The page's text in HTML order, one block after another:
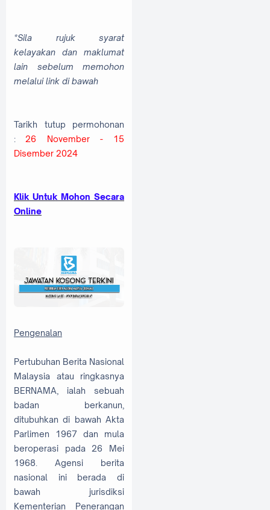
*Sila rujuk syarat
kelayakan dan maklumat
lain sebelum memohon
melalui link di bawah
Tarikh tutup permohonan
: 26 November - 15
Disember 2024
Klik Untuk Mohon Secara
Online
Pengenalan
Pertubuhan Berita Nasional
Malaysia atau ringkasnya
BERNAMA, ialah sebuah
badan berkanun,
ditubuhkan di bawah Akta
Parlimen 1967 dan mula
beroperasi pada 26 Mei
1968. Agensi berita
nasional ini berada di
bawah jurisdiksi
Kementerian Penerangan